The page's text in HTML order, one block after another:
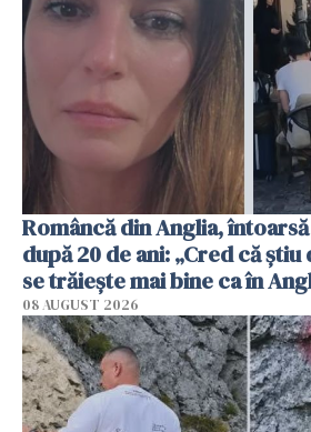
Româncă din Anglia,
după 20 de ani: „Cred că știu
se trăiește mai bine ca în
08 AUGUST 2026